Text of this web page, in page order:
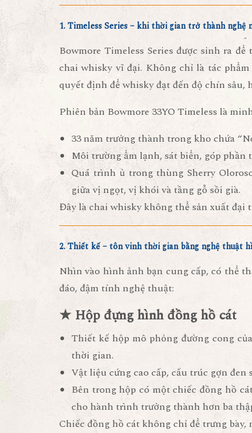
1. Timeless Series – khi thời gian trở thành nghệ
Bowmore Timeless Series được sinh ra
chai whisky vĩ đại. Không chỉ là tác
quyết định để whisky đạt đến độ chín sâu,
Phiên bản Bowmore 33YO Timeless là
33 năm trưởng thành trong kho chứa
Môi trường ẩm lạnh, sát biển, góp
Quá trình ủ trong thùng Sherry
giữa vị ngọt, vị khói và tầng gỗ sồi già.
Đây là chai whisky không thể sản xuất đại
2. Thiết kế – tôn vinh thời gian bằng nghệ thuật
Nhìn vào hình ảnh bạn cung cấp, có thể
đáo, đậm tính nghệ thuật:
★ Hộp đựng hình đồng hồ cát
Thiết kế hộp mô phỏng đường cong
thời gian.
Vật liệu cứng cao cấp, cấu trúc gợn đen
Bên trong hộp có một chiếc đồng hồ
cho hành trình trưởng thành hơn ba
Chiếc đồng hồ cát không chỉ để trưng bày,